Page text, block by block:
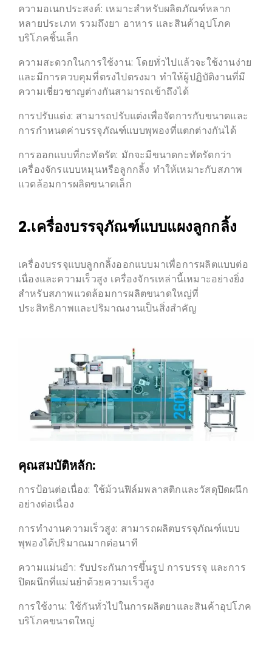
ความอเนกประสงค์: เหมาะสำหรับผลิตภัณฑ์หลาก
หลายประเภท รวมถึงยา อาหาร และสินค้าอุปโภค
บริโภคชิ้นเล็ก
ความสะดวกในการใช้งาน: โดยทั่วไปแล้วจะใช้งานง่าย
และมีการควบคุมที่ตรงไปตรงมา ทำให้ผู้ปฏิบัติงานที่มี
ความเชี่ยวชาญต่างกันสามารถเข้าถึงได้
การปรับแต่ง: สามารถปรับแต่งเพื่อจัดการกับขนาดและ
การกำหนดค่าบรรจุภัณฑ์แบบพุพองที่แตกต่างกันได้
การออกแบบที่กะทัดรัด: มักจะมีขนาดกะทัดรัดกว่า
เครื่องจักรแบบหมุนหรือลูกกลิ้ง ทำให้เหมาะกับสภาพ
แวดล้อมการผลิตขนาดเล็ก
2.เครื่องบรรจุภัณฑ์แบบแผงลูกกลิ้ง
เครื่องบรรจุแบบลูกกลิ้งออกแบบมาเพื่อการผลิตแบบต่อ
เนื่องและความเร็วสูง เครื่องจักรเหล่านี้เหมาะอย่างยิ่ง
สำหรับสภาพแวดล้อมการผลิตขนาดใหญ่ที่
ประสิทธิภาพและปริมาณงานเป็นสิ่งสำคัญ
คุณสมบัติหลัก:
การป้อนต่อเนื่อง: ใช้ม้วนฟิล์มพลาสติกและวัสดุปิดผนึก
อย่างต่อเนื่อง
การทำงานความเร็วสูง: สามารถผลิตบรรจุภัณฑ์แบบ
พุพองได้ปริมาณมากต่อนาที
ความแม่นยำ: รับประกันการขึ้นรูป การบรรจุ และการ
ปิดผนึกที่แม่นยำด้วยความเร็วสูง
การใช้งาน: ใช้กันทั่วไปในการผลิตยาและสินค้าอุปโภค
บริโภคขนาดใหญ่